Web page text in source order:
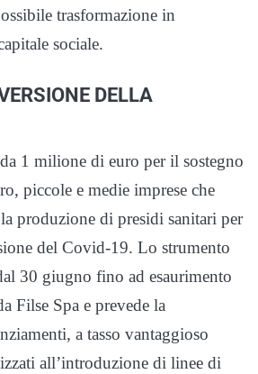
trasformazione in
sociale.
DELLA
1 milione di euro per il sostegno
piccole e medie imprese che
produzione di presidi sanitari per
del Covid-19. Lo strumento
30 giugno fino ad esaurimento
Filse Spa e prevede la
a tasso vantaggioso
all’introduzione di linee di